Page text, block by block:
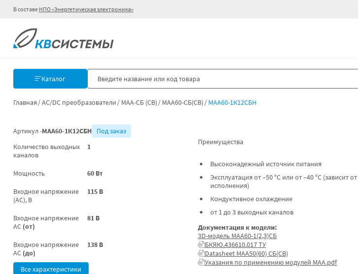
В составе НПО «Энергетическая электроника»
Каталог
Главная AC/DC преобразователи МАА-СБ (СВ) МАА60-СБ(СВ) МАА60-1К12СБН
Артикул -МАА60-1К12СБН
Под заказ
Количество выходных
каналов
1
Мощность 60 Вт
Входное напряжение
(AC), В
115 В
Входное напряжение
AC (от)
81 В
Входное напряжение
AC (до)
138 В
Все характеристики
Преимущества
Высоконадежный источник питания
Эксплуатация от –50 °C или от –40 °C (зависит от
исполнения)
Кондуктивное охлаждение
от 1 до 3 выходных каналов
Документация к модели:
3D-модель МАА60-1(2,3)СБ
БКЯЮ.436610.017 ТУ
Datasheet МАА50(60) СБ(СВ)
Указания по применению модулей МАА.pdf